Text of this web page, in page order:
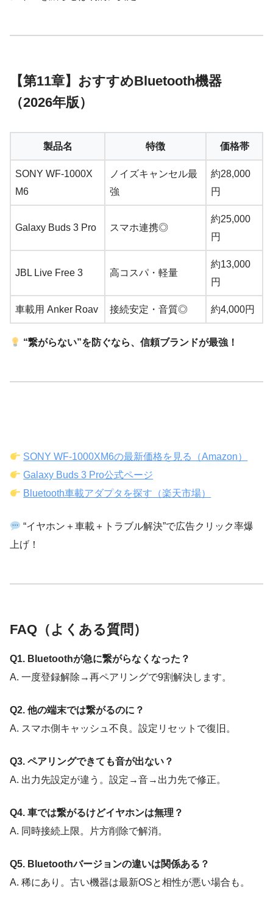
【第11章】おすすめBluetooth機器
（2026年版）
製品名 特徴 価格帯
SONY WF-1000X
M6
ノイズキャンセル最
強
約28,000
円
Galaxy Buds 3 Pro スマホ連携◎
約25,000
円
JBL Live Free 3 高コスパ・軽量
約13,000
円
車載用 Anker Roav 接続安定・音質◎ 約4,000円
“繋がらない”を防ぐなら、信頼ブランドが最強！
SONY WF-1000XM6の最新価格を見る（Amazon）
Galaxy Buds 3 Pro公式ページ
Bluetooth車載アダプタを探す（楽天市場）
“イヤホン＋車載＋トラブル解決”で広告クリック率爆
上げ！
FAQ（よくある質問）
Q1. Bluetoothが急に繋がらなくなった？
A. 一度登録解除→再ペアリングで9割解決します。
Q2. 他の端末では繋がるのに？
A. スマホ側キャッシュ不良。設定リセットで復旧。
Q3. ペアリングできても音が出ない？
A. 出力先設定が違う。設定→音→出力先で修正。
Q4. 車では繋がるけどイヤホンは無理？
A. 同時接続上限。片方削除で解消。
Q5. Bluetoothバージョンの違いは関係ある？
A. 稀にあり。古い機器は最新OSと相性が悪い場合も。